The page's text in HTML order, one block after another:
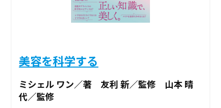
美容を科学する
ミシェル ワン／著 友利 新／監修 山本 晴
代／監修